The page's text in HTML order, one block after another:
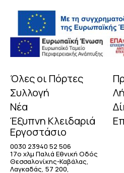
Όλες οι Πόρτες
Συλλογή
Νέα
Έξυπνη Κλειδαριά
Εργοστάσιο
0030 23940 52 506
17o χλμ Παλιά Εθνική Οδός
Θεσσαλονίκης-Καβάλας,
Λαγκαδάς, 57 200,